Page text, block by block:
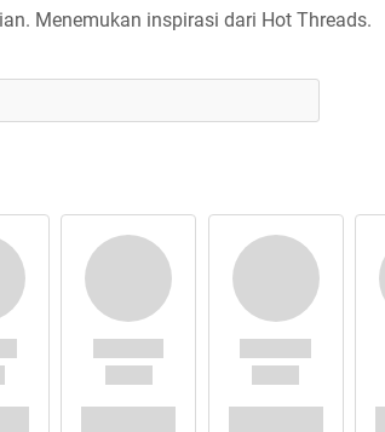
Menemukan inspirasi dari Hot Threads.